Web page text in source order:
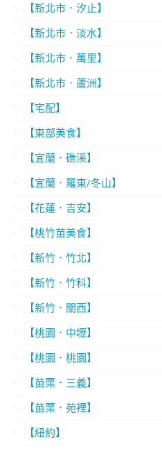
【新北市．汐止】
【新北市．淡水】
【新北市．萬里】
【新北市．蘆洲】
【宅配】
【東部美食】
【宜蘭．礁溪】
【宜蘭．羅東/冬山】
【花蓮．吉安】
【桃竹苗美食】
【新竹．竹北】
【新竹．竹科】
【新竹．關西】
【桃園．中壢】
【桃園．桃園】
【苗栗．三義】
【苗栗．苑裡】
【紐約】